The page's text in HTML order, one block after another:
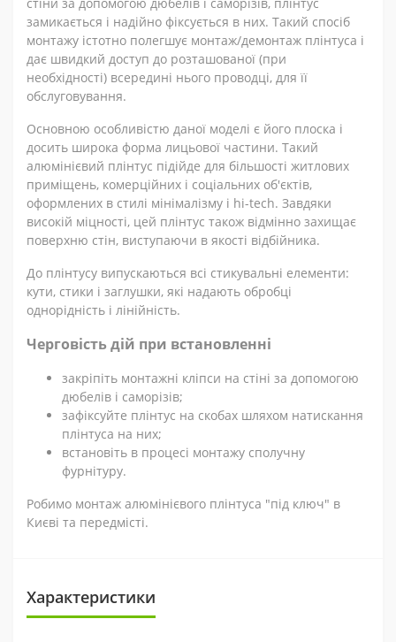
замикається і надійно фіксується в них. Такий спосіб
монтажу істотно полегшує монтаж/демонтаж плінтуса і
дає швидкий доступ до розташованої (при
необхідності) всередині нього проводці, для її
обслуговування.
Основною особливістю даної моделі є його плоска і
досить широка форма лицьової частини. Такий
алюмінієвий плінтус підійде для більшості житлових
приміщень, комерційних і соціальних об'єктів,
оформлених в стилі мінімалізму і hi-tech. Завдяки
високій міцності, цей плінтус також відмінно захищає
поверхню стін, виступаючи в якості відбійника.
До плінтусу випускаються всі стикувальні елементи:
кути, стики і заглушки, які надають обробці
однорідність і лінійність.
Черговість дій при встановленні
закріпіть монтажні кліпси на стіні за допомогою
дюбелів і саморізів;
зафіксуйте плінтус на скобах шляхом натискання
плінтуса на них;
встановіть в процесі монтажу сполучну
фурнітуру.
Робимо монтаж алюмінієвого плінтуса "під ключ" в
Києві та передмісті.
Характеристики